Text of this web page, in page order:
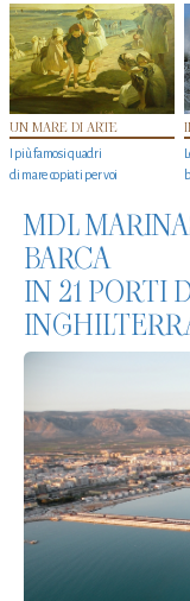
UN MARE DI ARTE
I più famosi quadri
di mare copiati per voi
MDL
BARCA
IN 21 PORTI